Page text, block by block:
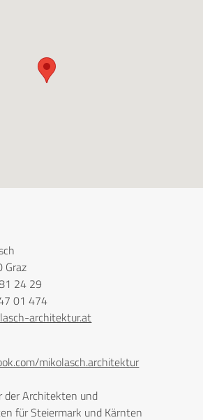
Graz
24 29
01 474
architektur.at
mikolasch.architektur
der Architekten und
für Steiermark und Kärnten